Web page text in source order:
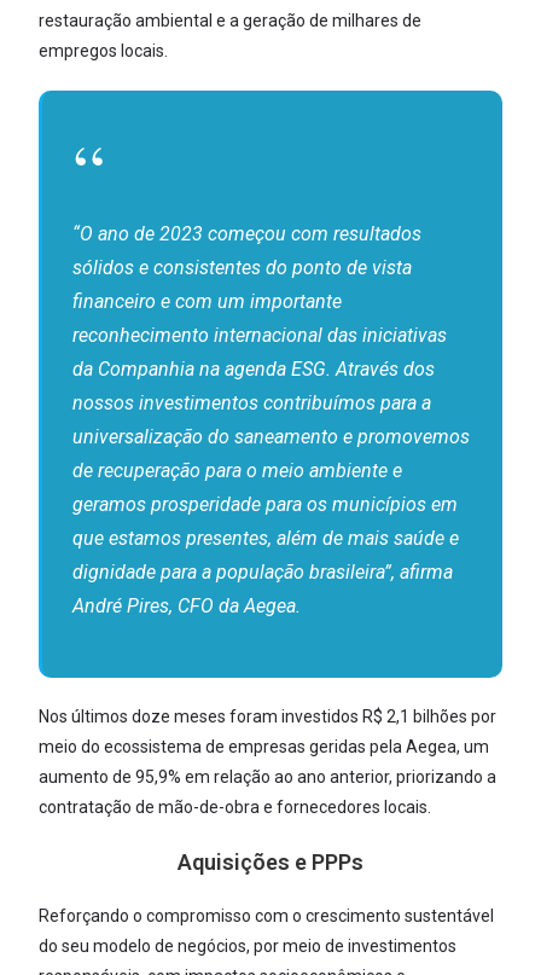
restauração ambiental e a geração de milhares de
empregos locais.
“O ano de 2023 começou com resultados
sólidos e consistentes do ponto de vista
financeiro e com um importante
reconhecimento internacional das iniciativas
da Companhia na agenda ESG. Através dos
nossos investimentos contribuímos para a
universalização do saneamento e promovemos
de recuperação para o meio ambiente e
geramos prosperidade para os municípios em
que estamos presentes, além de mais saúde e
dignidade para a população brasileira”, afirma
André Pires, CFO da Aegea.
Nos últimos doze meses foram investidos R$ 2,1 bilhões por
meio do ecossistema de empresas geridas pela Aegea, um
aumento de 95,9% em relação ao ano anterior, priorizando a
contratação de mão-de-obra e fornecedores locais.
Aquisições e PPPs
Reforçando o compromisso com o crescimento sustentável
do seu modelo de negócios, por meio de investimentos